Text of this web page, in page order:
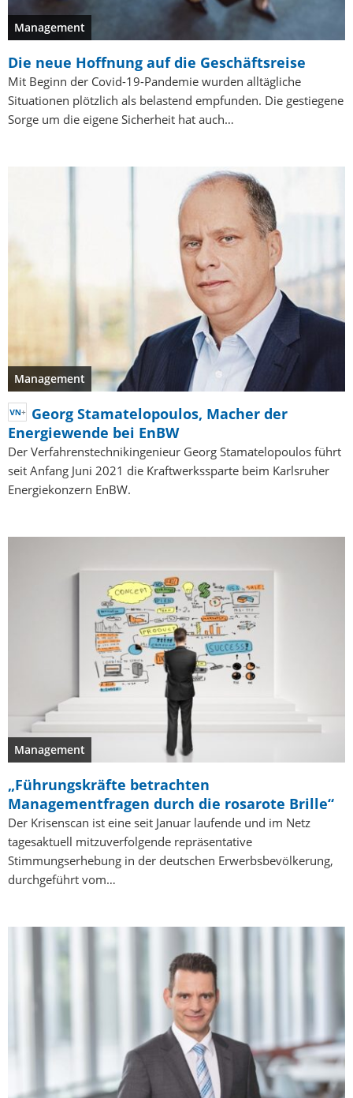
Management
Die neue Hoffnung auf die Geschäftsreise
Mit Beginn der Covid-19-Pandemie wurden alltägliche
Situationen plötzlich als belastend empfunden. Die gestiegene
Sorge um die eigene Sicherheit hat auch…
Management
Georg Stamatelopoulos, Macher der
Energiewende bei EnBW
Der Verfahrenstechnikingenieur Georg Stamatelopoulos führt
seit Anfang Juni 2021 die Kraftwerkssparte beim Karlsruher
Energiekonzern EnBW.
Management
„Führungskräfte betrachten
Managementfragen durch die rosarote Brille“
Der Krisenscan ist eine seit Januar laufende und im Netz
tagesaktuell mitzuverfolgende repräsentative
Stimmungserhebung in der deutschen Erwerbsbevölkerung,
durchgeführt vom…